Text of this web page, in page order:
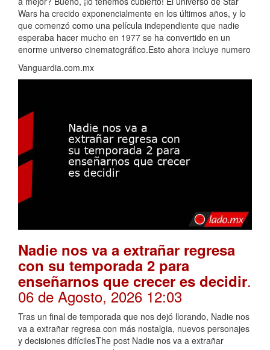
Wars ha crecido exponencialmente en los últimos años, y lo
que comenzó como una película independiente que nadie
esperaba hacer mucho en 1977 se ha convertido en un
enorme universo cinematográfico.Esto ahora incluye numero
Vanguardia.com.mx
Nadie nos va a extrañar regresa
con su temporada 2 para
enseñarnos que crecer es decidir.
06 de Agosto, 2026 12:03
Tras un final de temporada que nos dejó llorando, Nadie nos
va a extrañar regresa con más nostalgia, nuevos personajes
y decisiones difícilesThe post Nadie nos va a extrañar